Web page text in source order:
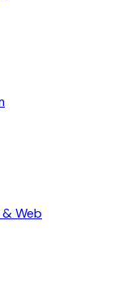
Web